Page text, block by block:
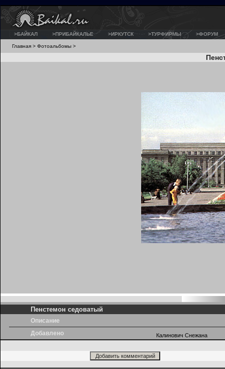
>БАЙКАЛ >ПРИБАЙКАЛЬЕ >ИРКУТСК >ТУРФИРМЫ >ФОРУМ
Главная > Фотоальбомы >
Пенстемон седоватый
Описание
Добавлено
Калинович Снежана